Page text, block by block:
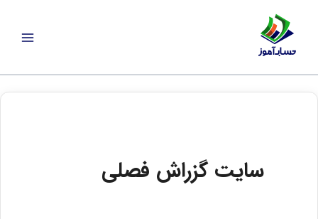
سایت گزراش فصلی